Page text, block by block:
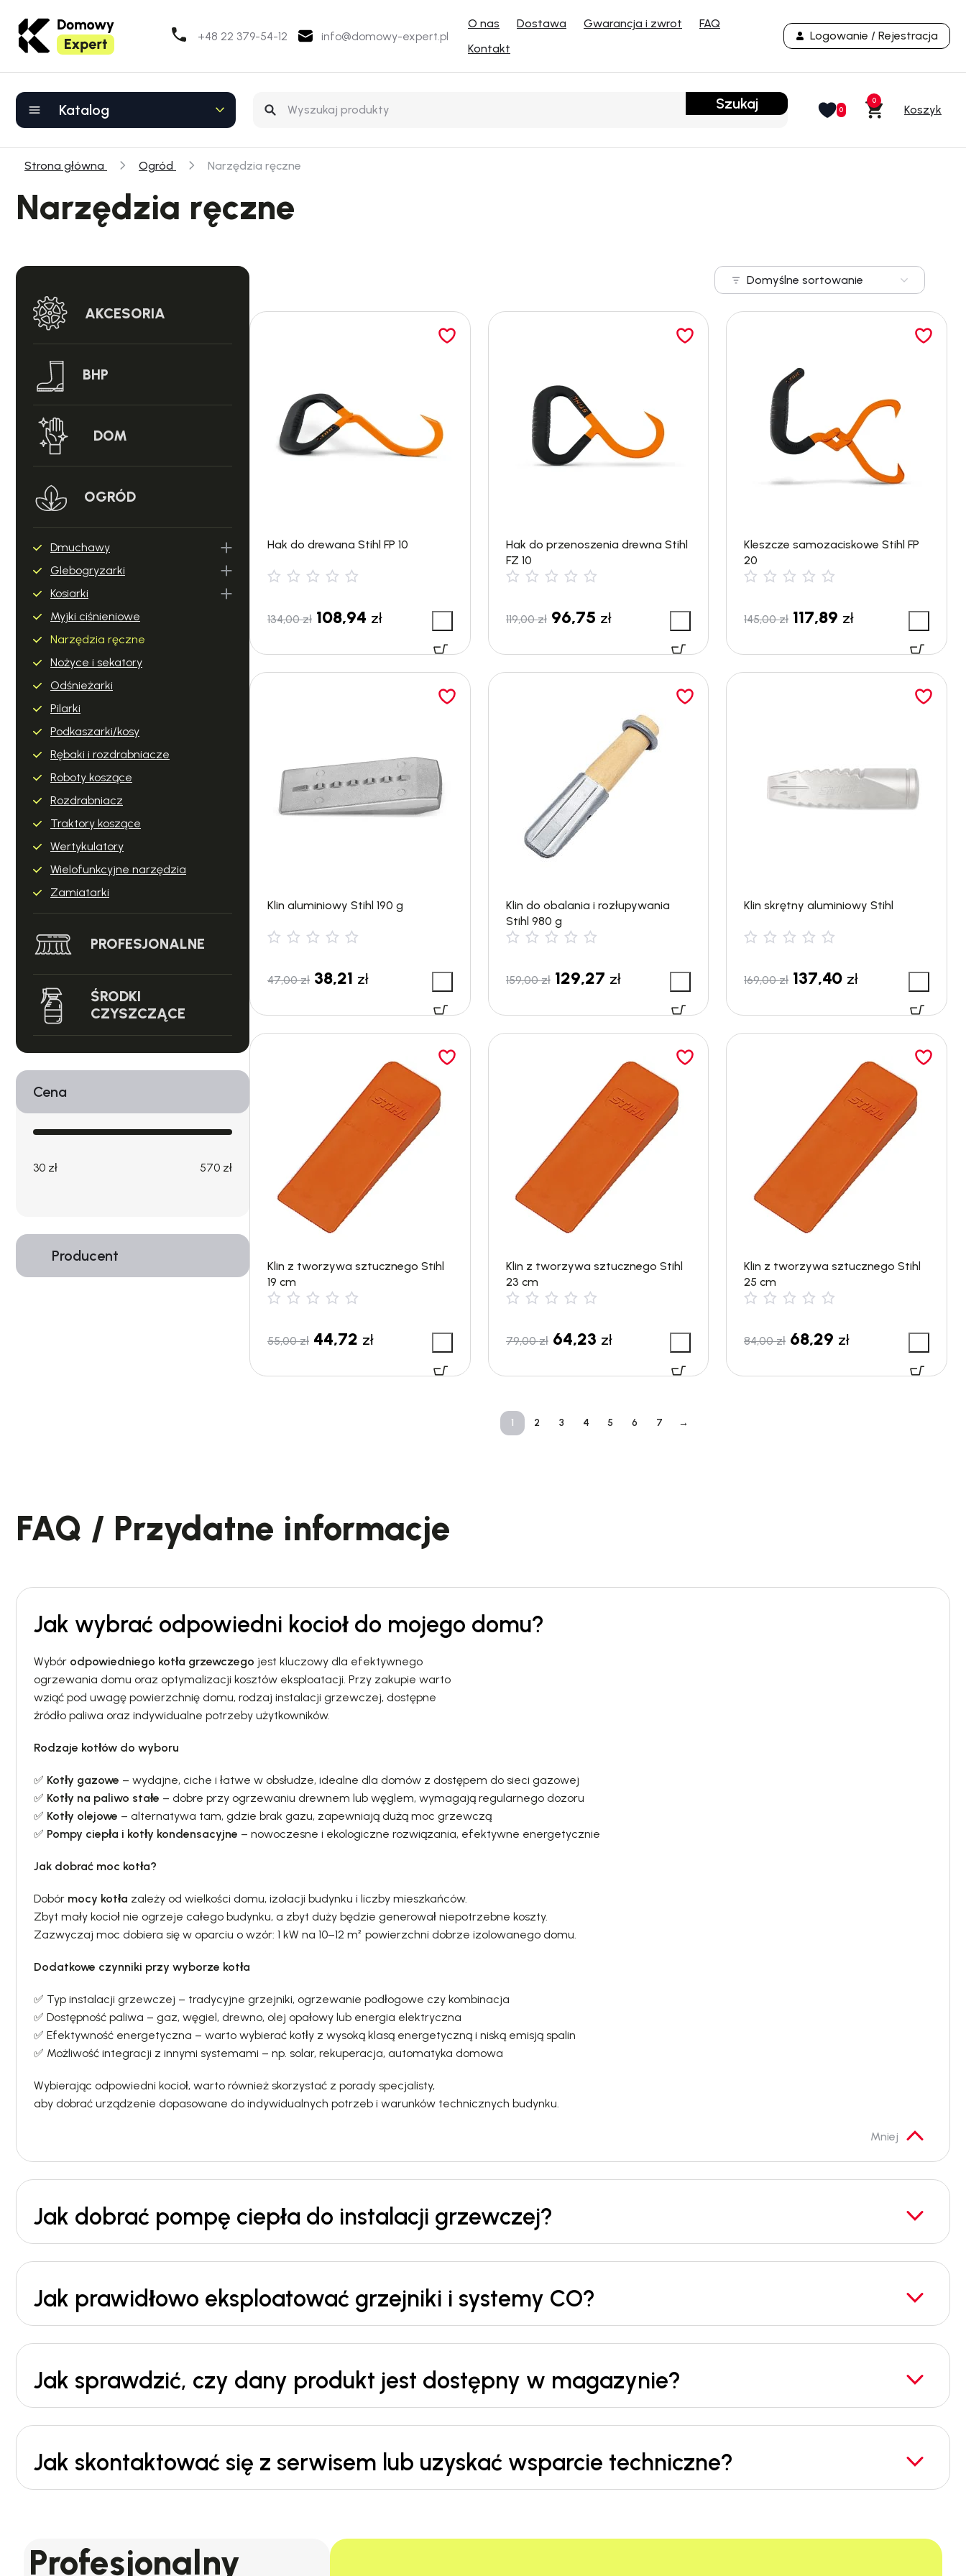
+48 22 379-54-12 info@domowy-expert.pl
O nas Dostawa Gwarancja i zwrot
FAQ
Kontakt
Logowanie / Rejestracja
Katalog Szukaj 0
0
Strona główna Ogród Narzędzia ręczne
Narzędzia ręczne
AKCESORIA
BHP
DOM
OGRÓD
Dmuchawy
Glebogryzarki
Kosiarki
Myjki ciśnieniowe
Narzędzia ręczne
Nożyce i sekatory
Odśnieżarki
Pilarki
Podkaszarki/kosy
Rębaki i rozdrabniacze
Roboty koszące
Rozdrabniacz
Traktory koszące
Wertykulatory
Wielofunkcyjne narzędzia
Zamiatarki
PROFESJONALNE
ŚRODKI
CZYSZCZĄCE
Cena
30 zł 570 zł
Producent
Hak do drewana Stihl FP 10
134,00zł 108,94 zł
Hak do przenoszenia drewna Stihl
FZ 10
119,00zł 96,75 zł
Kleszcze samozaciskowe Stihl FP
20
145,00zł 117,89 zł
Klin aluminiowy Stihl 190 g
47,00zł 38,21 zł
Klin do obalania i rozłupywania
Stihl 980 g
159,00zł 129,27 zł
Klin skrętny aluminiowy Stihl
169,00zł 137,40 zł
Klin z tworzywa sztucznego Stihl
19 cm
55,00zł 44,72 zł
Klin z tworzywa sztucznego Stihl
23 cm
79,00zł 64,23 zł
Klin z tworzywa sztucznego Stihl
25 cm
84,00zł 68,29 zł
1 2 3 4 5 6 7 →
FAQ / Przydatne informacje
Jak wybrać odpowiedni kocioł do mojego domu?
Wybór odpowiedniego kotła grzewczego jest kluczowy dla efektywnego
ogrzewania domu oraz optymalizacji kosztów eksploatacji. Przy zakupie warto
wziąć pod uwagę powierzchnię domu, rodzaj instalacji grzewczej, dostępne
źródło paliwa oraz indywidualne potrzeby użytkowników.
Rodzaje kotłów do wyboru
✅ Kotły gazowe – wydajne, ciche i łatwe w obsłudze, idealne dla domów z dostępem do sieci gazowej
✅ Kotły na paliwo stałe – dobre przy ogrzewaniu drewnem lub węglem, wymagają regularnego dozoru
✅ Kotły olejowe – alternatywa tam, gdzie brak gazu, zapewniają dużą moc grzewczą
✅ Pompy ciepła i kotły kondensacyjne – nowoczesne i ekologiczne rozwiązania, efektywne energetycznie
Jak dobrać moc kotła?
Dobór mocy kotła zależy od wielkości domu, izolacji budynku i liczby mieszkańców.
Zbyt mały kocioł nie ogrzeje całego budynku, a zbyt duży będzie generował niepotrzebne koszty.
Zazwyczaj moc dobiera się w oparciu o wzór: 1 kW na 10–12 m² powierzchni dobrze izolowanego domu.
Dodatkowe czynniki przy wyborze kotła
✅ Typ instalacji grzewczej – tradycyjne grzejniki, ogrzewanie podłogowe czy kombinacja
✅ Dostępność paliwa – gaz, węgiel, drewno, olej opałowy lub energia elektryczna
✅ Efektywność energetyczna – warto wybierać kotły z wysoką klasą energetyczną i niską emisją spalin
✅ Możliwość integracji z innymi systemami – np. solar, rekuperacja, automatyka domowa
Wybierając odpowiedni kocioł, warto również skorzystać z porady specjalisty,
aby dobrać urządzenie dopasowane do indywidualnych potrzeb i warunków technicznych budynku.
Jak dobrać pompę ciepła do instalacji grzewczej?
Jak prawidłowo eksploatować grzejniki i systemy CO?
Jak sprawdzić, czy dany produkt jest dostępny w magazynie?
Jak skontaktować się z serwisem lub uzyskać wsparcie techniczne?
Profesjonalny